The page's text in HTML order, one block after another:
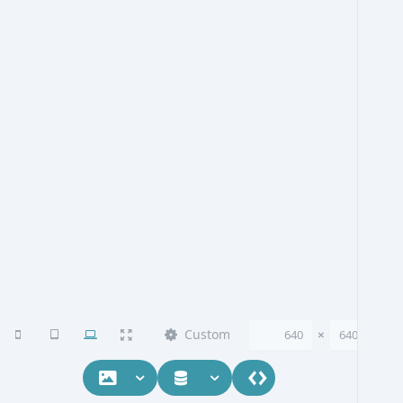
Custom